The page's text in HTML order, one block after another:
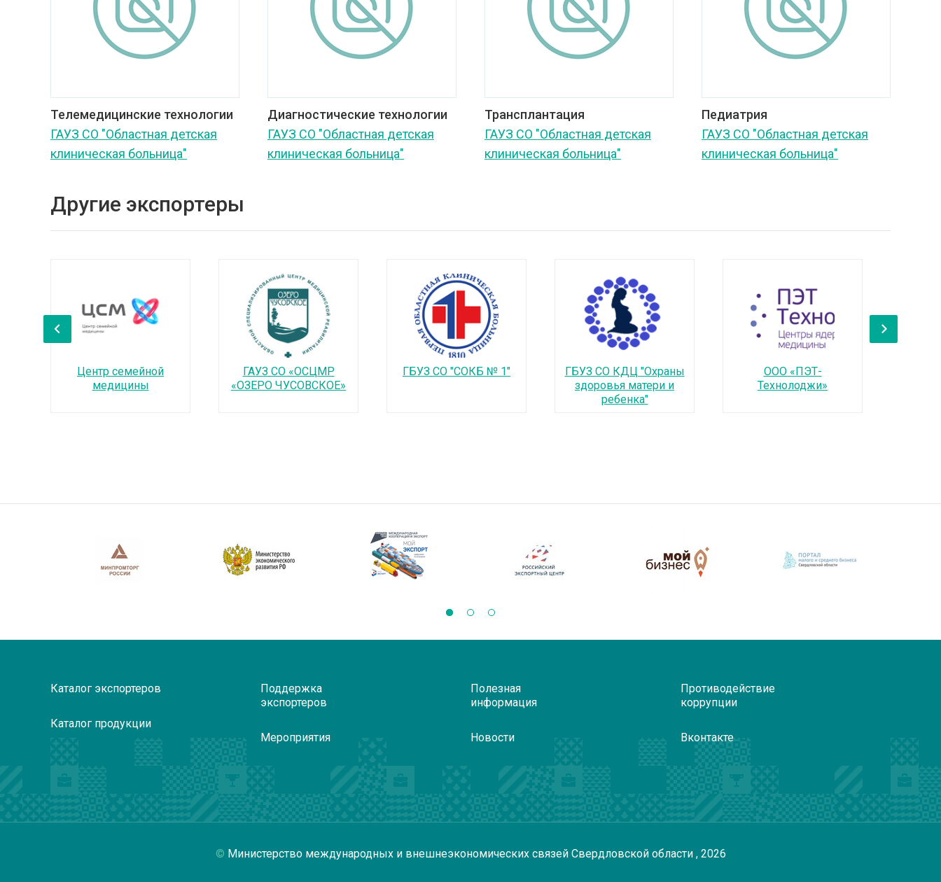
Телемедицинские технологии
ГАУЗ СО "Областная детская
клиническая больница"
Диагностические технологии
ГАУЗ СО "Областная детская
клиническая больница"
Трансплантация
ГАУЗ СО "Областная детская
клиническая больница"
Педиатрия
ГАУЗ СО "Областная детская
клиническая больница"
Другие экспортеры
Центр семейной
медицины
ГАУЗ СО «ОСЦМР
«ОЗЕРО ЧУСОВСКОЕ»
ГБУЗ СО "СОКБ № 1"
ГБУЗ СО КДЦ "Охраны
здоровья матери и
ребенка"
ООО «ПЭТ-
Технолоджи»
Каталог экспортеров
Каталог продукции
Поддержка
экспортеров
Мероприятия
Полезная
информация
Новости
Противодействие
коррупции
Вконтакте
Министерство международных и внешнеэкономических связей Свердловской области , 2026